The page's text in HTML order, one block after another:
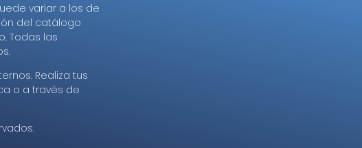
variar a los de
del catálogo
Todas las
Realiza tus
o a través de